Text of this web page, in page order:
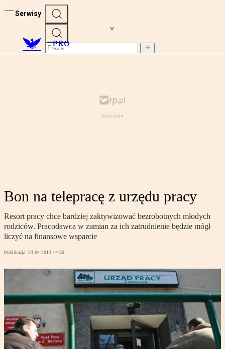
Serwisy
PRO
Bon na telepracę z urzędu pracy
Resort pracy chce bardziej zaktywizować bezrobotnych młodych
rodziców. Pracodawca w zamian za ich zatrudnienie będzie mógł
liczyć na finansowe wsparcie
Publikacja: 23.04.2013 14:50